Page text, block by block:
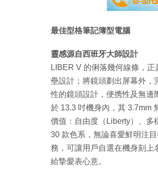
最佳型格筆記簿型電腦
靈感源自西班牙大師設計
LIBER V 的俐落幾何線條，
壘設計；將鏡頭劃出屏幕外，
性的鏡頭設計，便携性及無邊
於 13.3 吋機身內，其 3.7mm
價值：自由度（Liberty）、多
30 款色系，無論喜愛鮮明注
務，可讓用戶自選在機身刻上
給摯愛表心意。